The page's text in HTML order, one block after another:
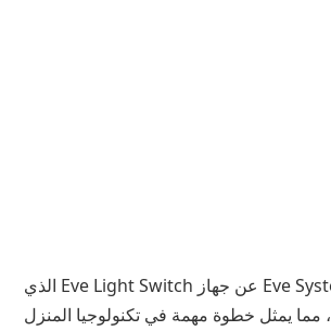
كشفت شركة Eve Systems عن جهاز Eve Light Switch الذي
يدعم تقنية Matter، مما يمثل خطوة مهمة في تكنولوجيا المنزل